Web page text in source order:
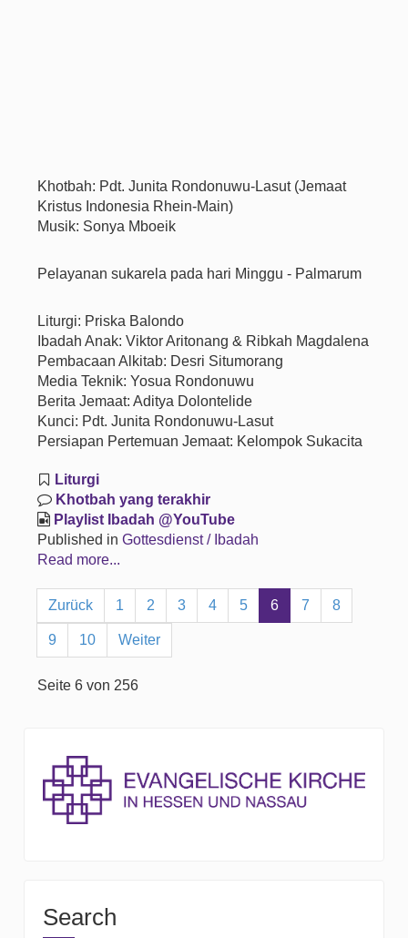
Khotbah: Pdt. Junita Rondonuwu-Lasut (Jemaat
Kristus Indonesia Rhein-Main)
Musik: Sonya Mboeik
Pelayanan sukarela pada hari Minggu - Palmarum
Liturgi: Priska Balondo
Ibadah Anak: Viktor Aritonang & Ribkah Magdalena
Pembacaan Alkitab: Desri Situmorang
Media Teknik: Yosua Rondonuwu
Berita Jemaat: Aditya Dolontelide
Kunci: Pdt. Junita Rondonuwu-Lasut
Persiapan Pertemuan Jemaat: Kelompok Sukacita
Liturgi
Khotbah yang terakhir
Playlist Ibadah @YouTube
Published in Gottesdienst / Ibadah
Read more...
Zurück 1 2 3 4 5 6 7 8
9 10 Weiter
Seite 6 von 256
Search